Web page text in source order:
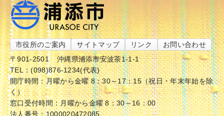
市役所のご案内 サイトマップ リンク
お問い合わせ
〒901-2501
沖縄県浦添市安波茶1-1-1
TEL：(098)876-1234(代表)
開庁時間：月曜から金曜 8：30～17：15（祝日・年末年始を除
く）
窓口受付時間：月曜から金曜 8：30～16：00
法人番号：1000020472085